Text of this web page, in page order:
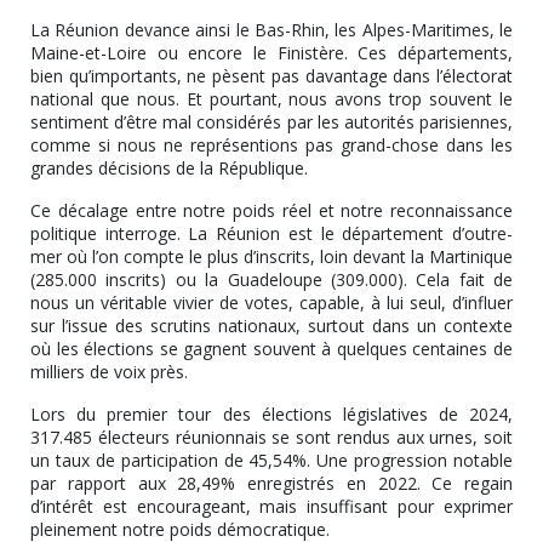
La Réunion devance ainsi le Bas-Rhin, les Alpes-Maritimes, le
Maine-et-Loire ou encore le Finistère. Ces départements,
bien qu’importants, ne pèsent pas davantage dans l’électorat
national que nous. Et pourtant,nous avons trop souvent le
sentiment d’être mal considérés par les autorités parisiennes,
comme si nous ne représentions pas grand-chose dans les
grandes décisions de la République.
Ce décalage entrenotre poids réel et notre reconnaissance
politique interroge. La Réunion est le département d’outre-
mer où l’on compte le plus d’inscrits, loin devant la Martinique
(285.000 inscrits) ou la Guadeloupe (309.000). Cela fait de
nous un véritable vivier de votes, capable, à lui seul, d’influer
sur l’issue des scrutins nationaux, surtout dans un contexte
où les élections se gagnent souvent à quelques centaines de
milliers de voix près.
Lors du premier tour des élections législatives de 2024,
317.485 électeurs réunionnais se sont rendus aux urnes, soit
untaux de participation de 45,54%. Une progression notable
par rapport aux 28,49% enregistrés en 2022. Ce regain
d’intérêt est encourageant, maisinsuffisant pour exprimer
pleinement notre poids démocratique.